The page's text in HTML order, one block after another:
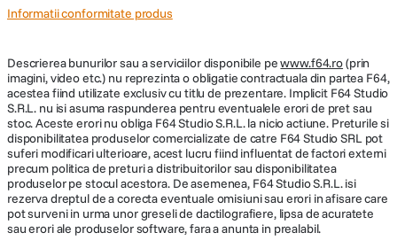
Informatii conformitate produs
Descrierea bunurilor sau a serviciilor disponibile pewww.f64.ro(prin
imagini, video etc.) nu reprezinta o obligatie contractuala din partea F64,
acestea fiind utilizate exclusiv cu titlu de prezentare. Implicit F64 Studio
S.R.L. nu isi asuma raspunderea pentru eventualele erori de pret sau
stoc. Aceste erori nu obliga F64 Studio S.R.L. la nicio actiune. Preturile si
disponibilitatea produselor comercializate de catre F64 Studio SRL pot
suferi modificari ulterioare, acest lucru fiind influentat de factori externi
precum politica de preturi a distribuitorilor sau disponibilitatea
produselor pe stocul acestora. De asemenea, F64 Studio S.R.L. isi
rezerva dreptul de a corecta eventuale omisiuni sau erori in afisare care
pot surveni in urma unor greseli de dactilografiere, lipsa de acuratete
sau erori ale produselor software, fara a anunta in prealabil.